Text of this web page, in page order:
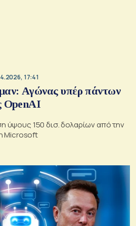
17:41
Αγώνας υπέρ πάντων
OpenAI
ύψους 150 δισ. δολαρίων από την
Microsoft